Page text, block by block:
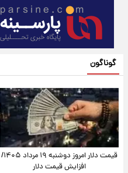
گوناگون
قیمت دلار امروز دوشنبه ۱۹ مرداد ۱۴۰۵/
افزایش قیمت دلار